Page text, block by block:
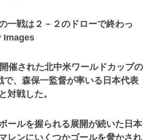
一戦は２－２のドローで終わっ
Images
催された北中米ワールドカップの
で、森保一監督が率いる日本代表
対戦した。
ールを握られる展開が続いた日本
レンにいくつかゴールを脅かされ